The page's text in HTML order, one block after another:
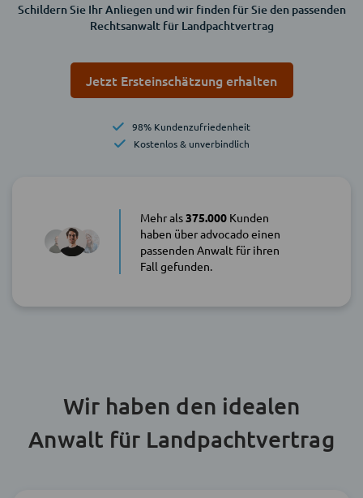
Schildern Sie Ihr Anliegen und wir finden für Sie den passenden
Rechtsanwalt für Landpachtvertrag
Jetzt Ersteinschätzung erhalten
98% Kundenzufriedenheit
Kostenlos & unverbindlich
Mehr als375.000Kunden
haben über advocado einen
passenden Anwalt für ihren
Fall gefunden.
Wir haben den idealen
Anwalt für Landpachtvertrag